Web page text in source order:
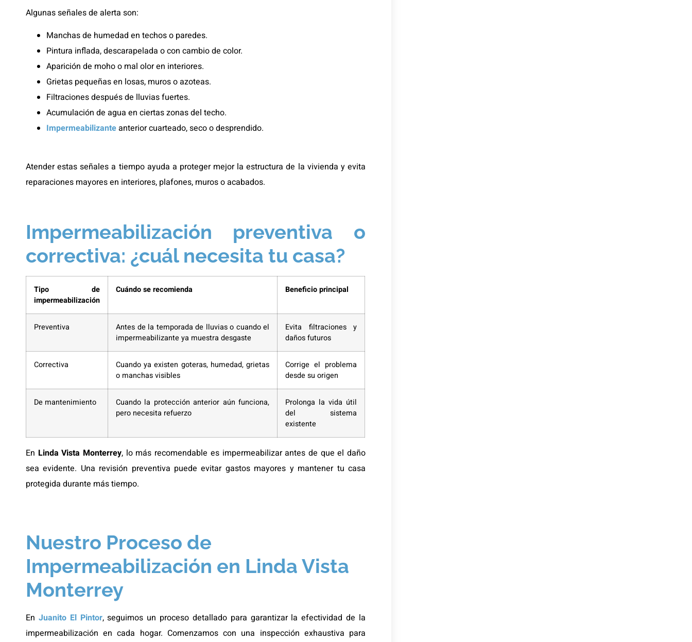
Algunas señales de alerta son:
Manchas de humedad en techos o paredes.
Pintura inflada, descarapelada o con cambio de color.
Aparición de moho o mal olor en interiores.
Grietas pequeñas en losas, muros o azoteas.
Filtraciones después de lluvias fuertes.
Acumulación de agua en ciertas zonas del techo.
Impermeabilizanteanterior cuarteado, seco o desprendido.
Atender estas señales a tiempo ayuda a proteger mejor la estructura de la vivienda y evita
reparaciones mayores en interiores, plafones, muros o acabados.
Impermeabilización preventiva o
correctiva: ¿cuál necesita tu casa?
Tipo de
impermeabilización
Cuándo se recomienda Beneficio principal
Preventiva
Antes de la temporada de lluvias o cuando el
impermeabilizante ya muestra desgaste
Evita filtraciones y
daños futuros
Correctiva
Cuando ya existen goteras, humedad, grietas
o manchas visibles
Corrige el problema
desde su origen
De mantenimiento
Cuando la protección anterior aún funciona,
pero necesita refuerzo
Prolonga la vida útil
del sistema
existente
En Linda Vista Monterrey, lo más recomendable es impermeabilizar antes de que el daño
sea evidente. Una revisión preventiva puede evitar gastos mayores y mantener tu casa
protegida durante más tiempo.
Nuestro Proceso de
Impermeabilización en Linda Vista
Monterrey
En Juanito El Pintor, seguimos un proceso detallado para garantizar la efectividad de la
impermeabilización en cada hogar. Comenzamos con una inspección exhaustiva para